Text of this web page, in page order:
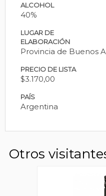
ALCOHOL
40%
LUGAR DE
ELABORACIÓN
Provincia de Buenos
PRECIO DE LISTA
$3.170,00
PAÍS
Argentina
Otros